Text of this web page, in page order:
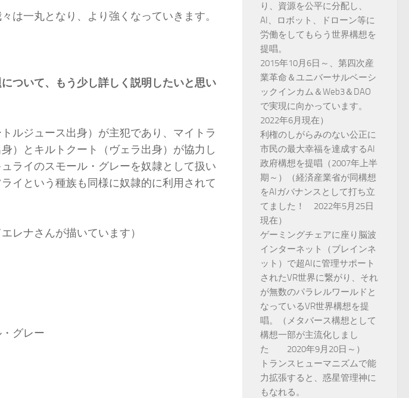
は一丸となり、より強くなっていきます。
ついて、もう少し詳しく説明したいと思い
ルジュース出身）が主犯であり、マイトラ
）とキルトクート（ヴェラ出身）が協力し
ライのスモール・グレーを奴隷として扱い
イという種族も同様に奴隷的に利用されて
レナさんが描いています）
グレー
り、資源を公平に分配し、
AI、ロボット、ドローン等に
労働をしてもらう世界構想を
提唱。
2015年10月6日～、第四次産
業革命＆ユニバーサルベーシ
ックインカム＆Web3＆DAO
で実現に向かっています。
2022年6月現在）
利権のしがらみのない公正に
市民の最大幸福を達成するAI
政府構想を提唱（2007年上半
期～）（経済産業省が同構想
をAIガバナンスとして打ち立
てました！ 2022年5月25日
現在）
ゲーミングチェアに座り脳波
インターネット（ブレインネ
ット）で超AIに管理サポート
されたVR世界に繋がり、それ
が無数のパラレルワールドと
なっているVR世界構想を提
唱。（メタバース構想として
構想一部が主流化しまし
た 2020年9月20日～）
トランスヒューマニズムで能
力拡張すると、惑星管理神に
もなれる。